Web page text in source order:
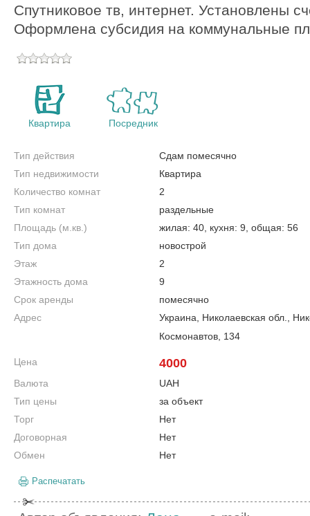
Спутниковое тв, интернет. Установлены
Оформлена субсидия на коммунальные
Квартира Посредник
Тип действия
Сдам помесячно
Тип недвижимости
Квартира
Количество комнат
2
Тип комнат
раздельные
Площадь (м.кв.)
жилая: 40, кухня: 9, общая: 56
Тип дома
новострой
Этаж
2
Этажность дома
9
Срок аренды
помесячно
Адрес
Украина, Николаевская обл.,
Космонавтов, 134
Цена 4000
Валюта
UAH
Тип цены
за объект
Торг
Нет
Договорная
Нет
Обмен
Нет
Распечатать